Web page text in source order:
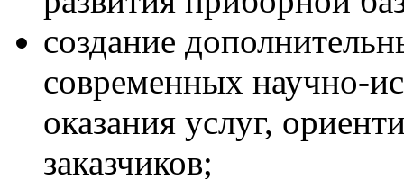
создание
современных научно-
оказания услуг,
заказчиков;